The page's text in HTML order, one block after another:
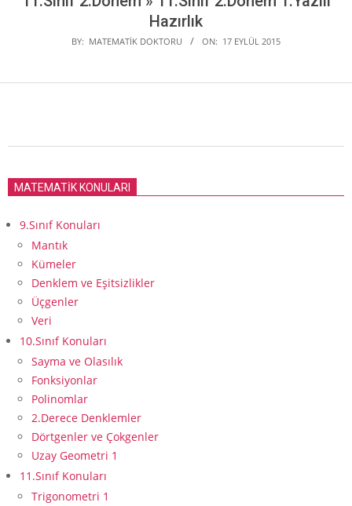
Hazırlık
BY: MATEMATIK DOKTORU ON: 17 EYLÜL 2015
17
MATEMATİK KONULARI
9.Sınıf Konuları
Mantık
Kümeler
Denklem ve Eşitsizlikler
Üçgenler
Veri
10.Sınıf Konuları
Sayma ve Olasılık
Fonksiyonlar
Polinomlar
2.Derece Denklemler
Dörtgenler ve Çokgenler
Uzay Geometri 1
11.Sınıf Konuları
Trigonometri 1